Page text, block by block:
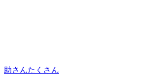
助さんたくさん